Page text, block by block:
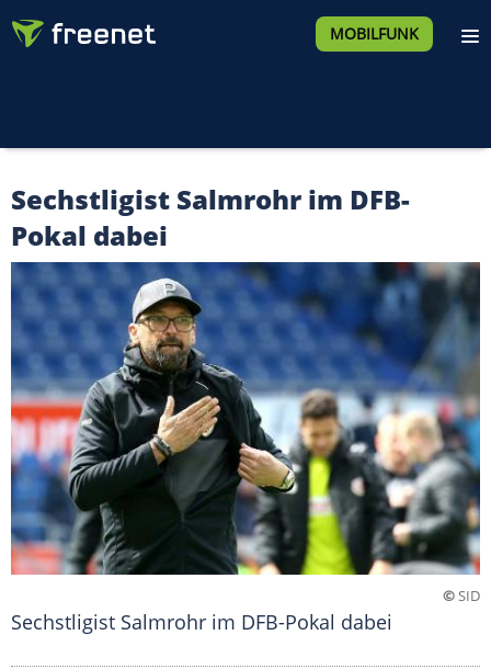
MOBILFUNK
Sechstligist Salmrohr im DFB-
Pokal dabei
©SID
Sechstligist Salmrohr im DFB-Pokal dabei